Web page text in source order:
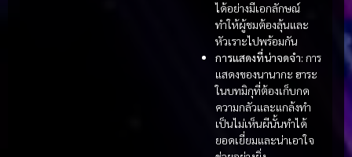
ได้อย่างมีเอกลักษณ์
ทำให้ผู้ชมต้องลุ้นและ
หัวเราะไปพร้อมกัน
การแสดงที่น่าจดจำ: การ
แสดงของนานากะ ฮาระ
ในบทมิกุที่ต้องเก็บกด
ความกลัวและแกล้งทำ
เป็นไม่เห็นผีนั้นทำได้
ยอดเยี่ยมและน่าเอาใจ